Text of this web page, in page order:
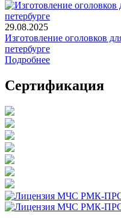
29.08.2025
Изготовление оголовков
петербурге
Подробнее
Сертификация